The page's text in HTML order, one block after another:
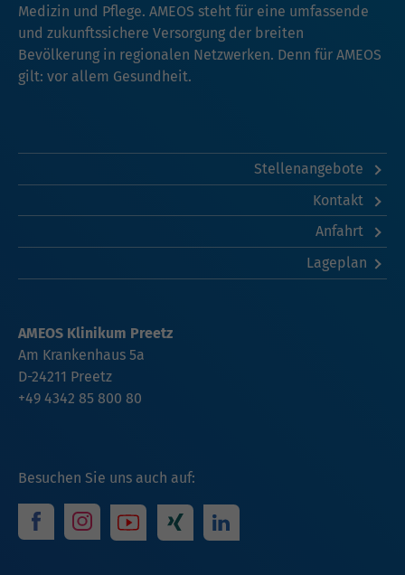
Medizin und Pflege. AMEOS steht für eine umfassende
und zukunftssichere Versorgung der breiten
Bevölkerung in regionalen Netzwerken. Denn für AMEOS
gilt: vor allem Gesundheit.
Stellenangebote
Kontakt
Anfahrt
Lageplan
Besuchen Sie uns auch auf:
AMEOS Klinikum Preetz
Am Krankenhaus 5a
D-24211 Preetz
+49 4342 85 800 80